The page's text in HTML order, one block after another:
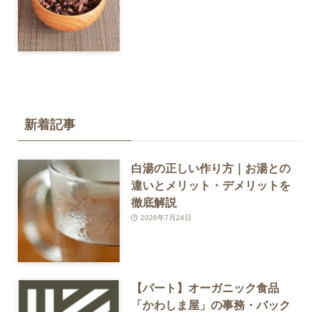
新着記事
白湯の正しい作り方｜お湯との
違いとメリット・デメリットを
徹底解説
2026年7月24日
【パート】オーガニック食品
「かわしま屋」の事務・バック